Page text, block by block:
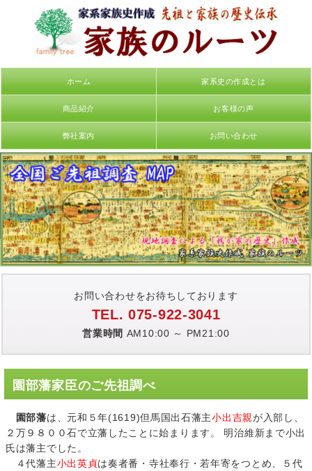
ホーム 家系史の作成とは
商品紹介 お客様の声
弊社案内 お問い合わせ
お問い合わせをお待ちしております
TEL. 075-922-3041
営業時間 AM10:00 ～ PM21:00
園部藩家臣のご先祖調べ
園部藩は、元和５年(1619)但馬国出石藩主小出吉親が入部し、
２万９８００石で立藩したことに始まります。 明治維新まで小出
氏は藩主でした。
４代藩主小出英貞は奏者番・寺社奉行・若年寄をつとめ、５代